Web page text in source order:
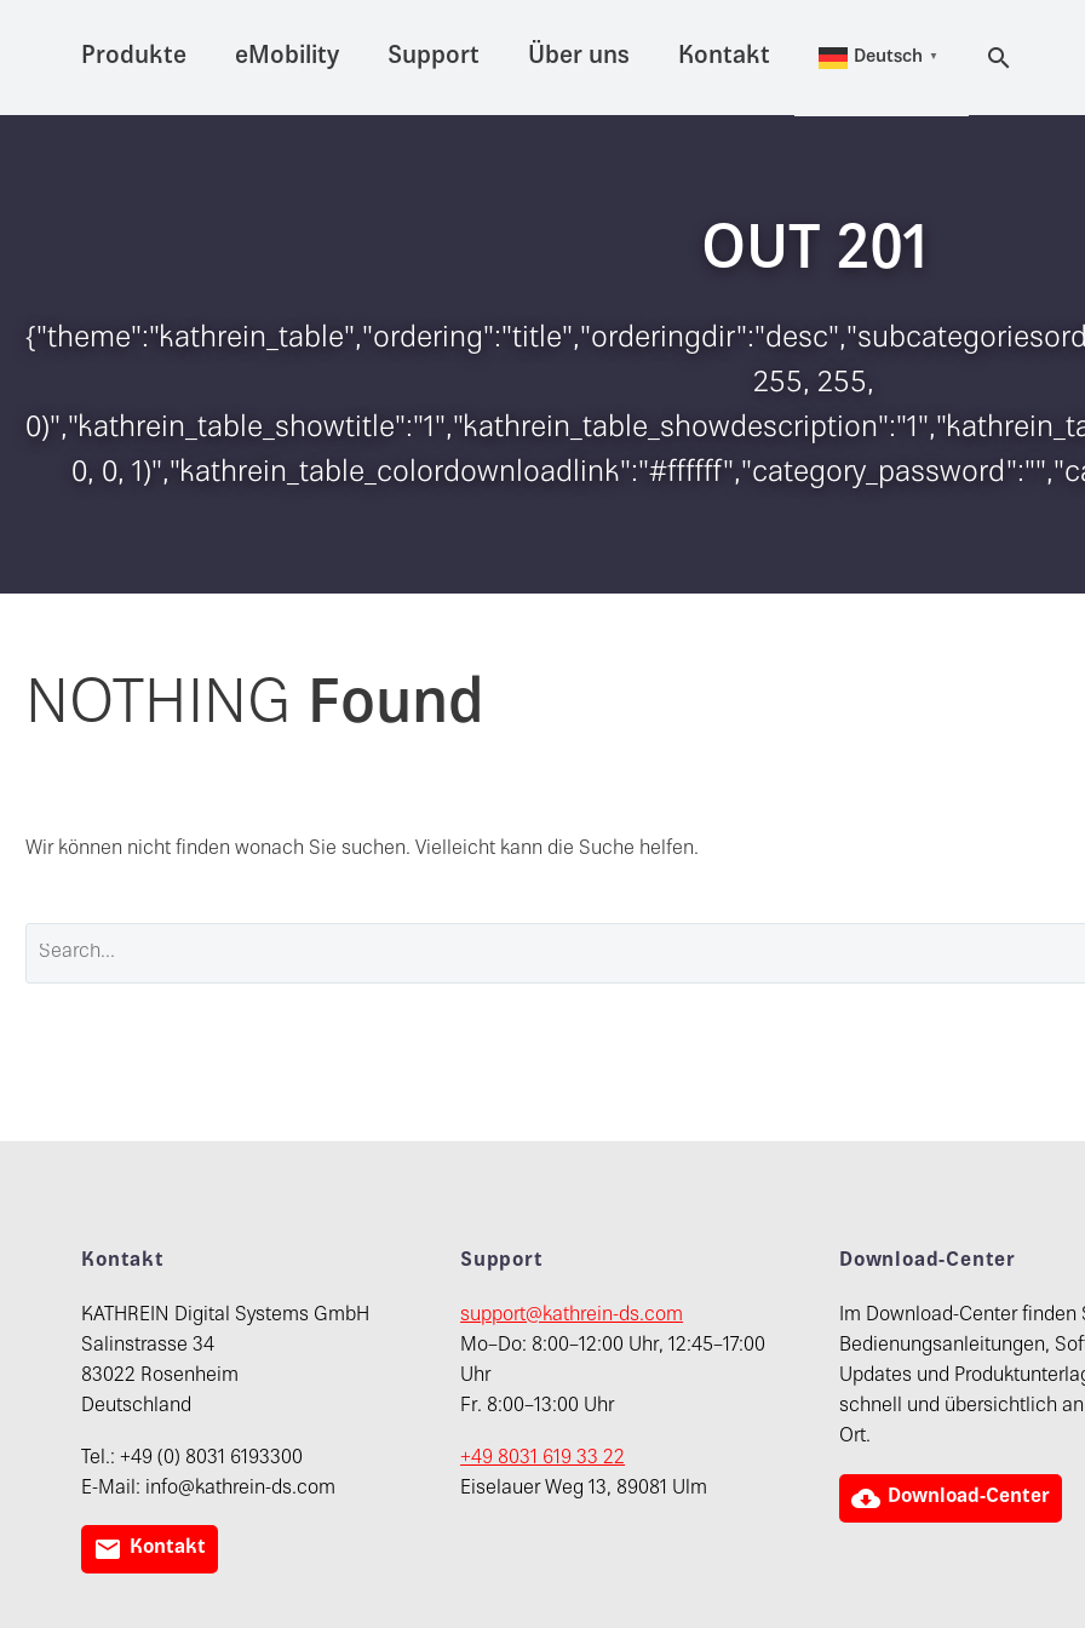
Produkte eMobility Support Über uns Kontakt Deutsch ▼
OUT 201
255, 255,
0, 0,
NOTHING Found
Wir können nicht finden wonach Sie suchen. Vielleicht kann die Suche helfen.
Kontakt
KATHREIN Digital Systems GmbH
Salinstrasse 34
83022 Rosenheim
Deutschland
Tel.: +49 (0) 8031 6193300
E-Mail: info@kathrein-ds.com
 Kontakt
Support
support@kathrein-ds.com
Mo–Do: 8:00–12:00 Uhr, 12:45–17:00
Uhr
Fr. 8:00–13:00 Uhr
+49 8031 619 33 22
Eiselauer Weg 13, 89081 Ulm
Download-Center
Im Download-Center finden
Bedienungsanleitungen,
Updates und
schnell und übersichtlich
Ort.
 Download-Center